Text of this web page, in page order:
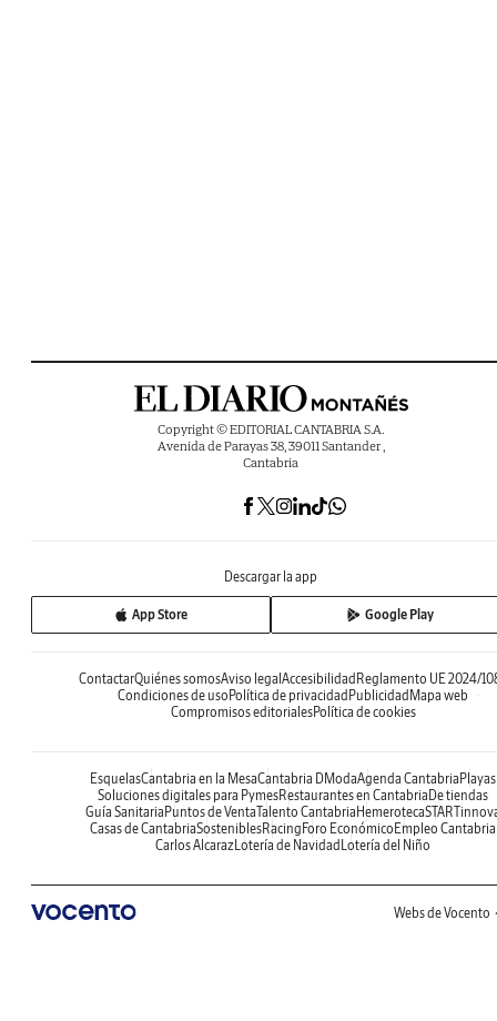
Copyright © EDITORIAL CANTABRIA S.A.
Avenida de Parayas 38, 39011 Santander ,
Cantabria
Descargar la app
App Store Google Play
ContactarQuiénes somosAviso legal Accesibilidad Reglamento UE 2024/
Condiciones de uso Política de privacidad Publicidad Mapa web
Compromisos editorialesPolítica de cookies
EsquelasCantabria en la MesaCantabria DModaAgenda Cantabria Playas
Soluciones digitales para PymesRestaurantes en Cantabria De tiendas
Guía Sanitaria Puntos de VentaTalento Cantabria Hemeroteca
Casas de CantabriaSosteniblesRacing Foro Económico Empleo Cantabria
Carlos Alcaraz Lotería de Navidad Lotería del Niño
Webs de Vocento